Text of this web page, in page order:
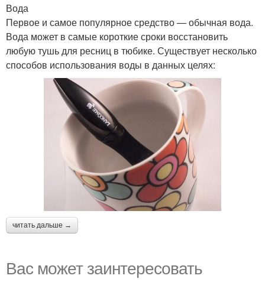
Вода
Первое и самое популярное средство — обычная вода.
Вода может в самые короткие сроки восстановить
любую тушь для ресниц в тюбике. Существует несколько
способов использования воды в данных целях:
читать дальше →
Вас может заинтересовать